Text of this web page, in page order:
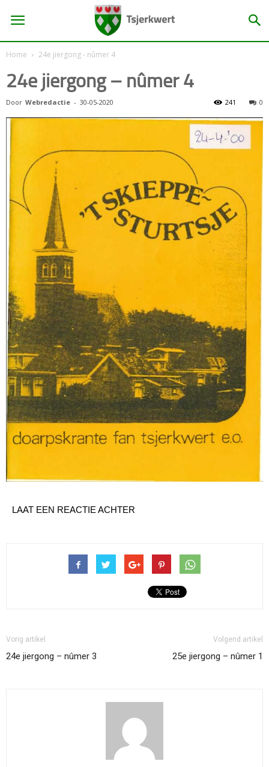
Home 24e jiergong - nûmer 4
24e jiergong – nûmer 4
Door Webredactie - 30-05-2020 0
241
LAAT EEN REACTIE ACHTER
Vorig artikel
24e jiergong – nûmer 3
Volgend artikel
25e jiergong – nûmer 1